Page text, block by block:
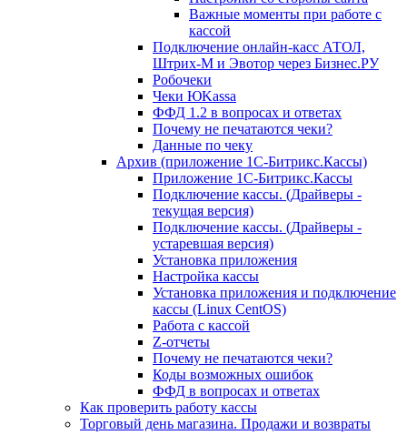
Важные моменты при работе с
кассой
Подключение онлайн-касс АТОЛ,
Штрих-М и Эвотор через Бизнес.РУ
Робочеки
Чеки ЮKassa
ФФД 1.2 в вопросах и ответах
Почему не печатаются чеки?
Данные по чеку
Архив (приложение 1С-Битрикс.Кассы)
Приложение 1С-Битрикс.Кассы
Подключение кассы. (Драйверы -
текущая версия)
Подключение кассы. (Драйверы -
устаревшая версия)
Установка приложения
Настройка кассы
Установка приложения и подключение
кассы (Linux CentOS)
Работа с кассой
Z-отчеты
Почему не печатаются чеки?
Коды возможных ошибок
ФФД в вопросах и ответах
Как проверить работу кассы
Торговый день магазина. Продажи и возвраты